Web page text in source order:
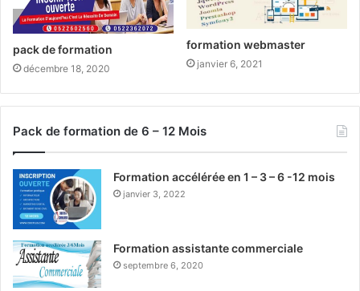
pack de formation
décembre 18, 2020
formation webmaster
janvier 6, 2021
Pack de formation de 6 – 12 Mois
Formation accélérée en 1 – 3 – 6 -12 mois
janvier 3, 2022
Formation assistante commerciale
septembre 6, 2020